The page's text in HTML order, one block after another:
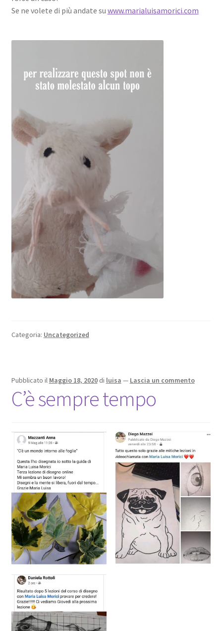
Se ne volete di più andate su www.marialuisamorici.com
Categoria: Uncategorized
Pubblicato il Maggio 18, 2020 di luisa — Lascia un commento
C’è sempre tempo